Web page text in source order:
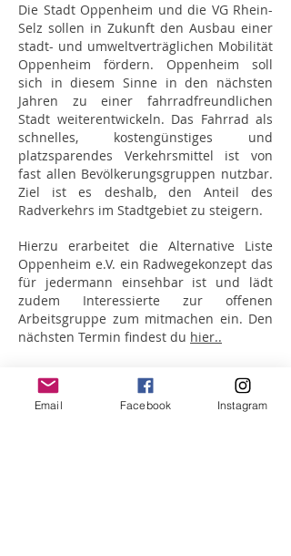
Die Stadt Oppenheim und die VG Rhein-
Selz sollen in Zukunft den Ausbau einer
stadt- und umweltverträglichen Mobilität
Oppenheim fördern. Oppenheim soll
sich in diesem Sinne in den nächsten
Jahren zu einer fahrradfreundlichen
Stadt weiterentwickeln. Das Fahrrad als
schnelles, kostengünstiges und
platzsparendes Verkehrsmittel ist von
fast allen Bevölkerungsgruppen nutzbar.
Ziel ist es deshalb, den Anteil des
Radverkehrs im Stadtgebiet zu steigern.
Hierzu erarbeitet die Alternative Liste
Oppenheim e.V. ein Radwegekonzept das
für jedermann einsehbar ist und lädt
zudem Interessierte zur offenen
Arbeitsgruppe zum mitmachen ein. Den
nächsten Termin findest du hier..
Konzept
Email Facebook Instagram